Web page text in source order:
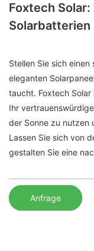
Foxtech
Solarbatterien
Stellen Sie sich
eleganten
taucht. Foxtech
Ihr
der Sonne zu nutzen
Lassen Sie sich von
gestalten Sie eine
Anfrage